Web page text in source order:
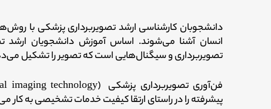
دانشجوبان کارشناسی ارشد تصویربرداری پزشکی با
انسان آشنا می‌شوند. اساس آموزش دانشجویان
تصویربرداری و سیگنال‌هایی است که تصویر را تشکیل
پیشرفته را در راستای ارتقا کیفیت خدمات تشخیصی به ­کار